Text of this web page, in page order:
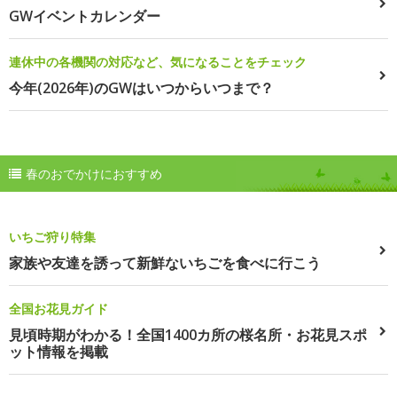
GWイベントカレンダー
連休中の各機関の対応など、気になることをチェック
今年(2026年)のGWはいつからいつまで？
春のおでかけにおすすめ
いちご狩り特集
家族や友達を誘って新鮮ないちごを食べに行こう
全国お花見ガイド
見頃時期がわかる！全国1400カ所の桜名所・お花見スポ
ット情報を掲載